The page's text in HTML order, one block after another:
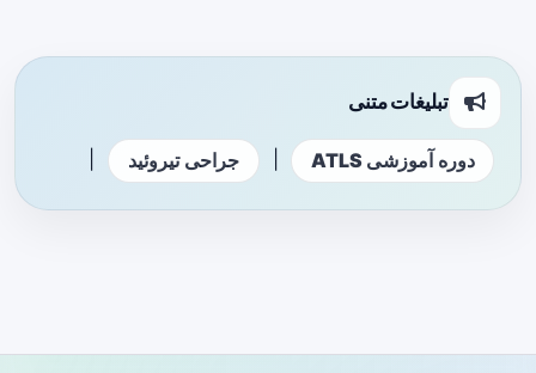
تبلیغات متنی
دوره آموزشی ATLS جراحی تیروئید